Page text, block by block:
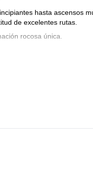
hasta ascensos
de excelentes rutas.
rocosa única.
en la hermosa Isla griega